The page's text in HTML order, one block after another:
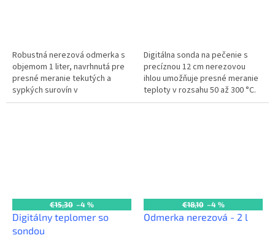
Robustná nerezová odmerka s
objemom 1 liter, navrhnutá pre
presné meranie tekutých a
sypkých surovín v
profesionálnej kuchyni. Vďaka
Digitálna sonda na pečenie s
precíznou 12 cm nerezovou
ihlou umožňuje presné meranie
teploty v rozsahu 50 až 300 °C.
Celkový rozmer 18 cm. Ideálna
€15,30 –4 %
Digitálny teplomer so
sondou
€18,10 –4 %
Odmerka nerezová - 2 l